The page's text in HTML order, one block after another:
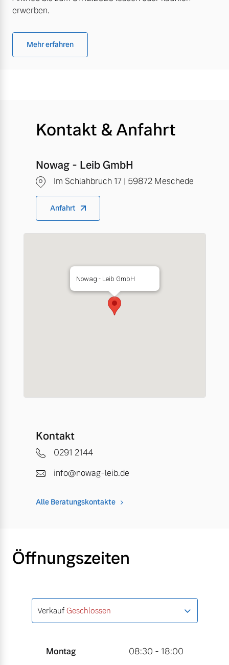
erwerben.
Mehr erfahren
Kontakt & Anfahrt
Nowag - Leib GmbH
Im Schlahbruch 17 | 59872 Meschede
Anfahrt
Nowag - Leib GmbH
Kontakt
0291 2144
info@nowag-leib.de
Alle Beratungskontakte
Öffnungszeiten
Verkauf Geschlossen
Montag
08:30 - 18:00